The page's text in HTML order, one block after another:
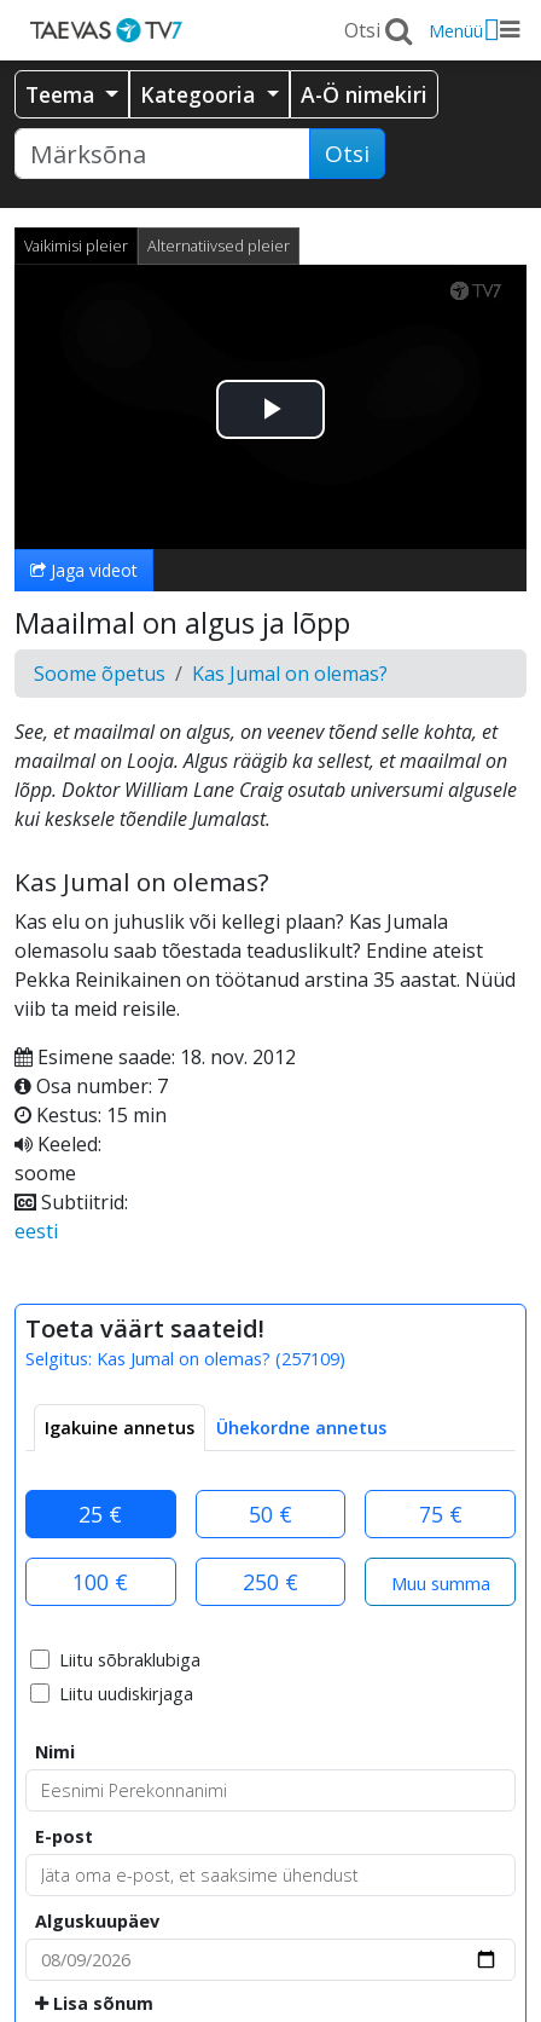
Menüü
Teema Kategooria A-Ö nimekiri
Otsi
Vaikimisi pleier Alternatiivsed pleier
Esita
Jaga videot
Maailmal on algus ja lõpp
Soome õpetus Kas Jumal on olemas?
See, et maailmal on algus, on veenev tõend selle kohta, et
maailmal on Looja. Algus räägib ka sellest, et maailmal on
lõpp. Doktor William Lane Craig osutab universumi algusele
kui kesksele tõendile Jumalast.
Kas Jumal on olemas?
Kas elu on juhuslik või kellegi plaan? Kas Jumala
olemasolu saab tõestada teaduslikult? Endine ateist
Pekka Reinikainen on töötanud arstina 35 aastat. Nüüd
viib ta meid reisile.
Esimene saade: 18. nov. 2012
Osa number: 7
Kestus: 15 min
Keeled:
soome
Subtiitrid:
eesti
Toeta väärt saateid!
Selgitus: Kas Jumal on olemas? (257109)
Igakuine annetus Ühekordne annetus
25 € 50 € 75 €
100 € 250 €
Liitu sõbraklubiga
Liitu uudiskirjaga
Nimi
E-post
Alguskuupäev
Lisa sõnum